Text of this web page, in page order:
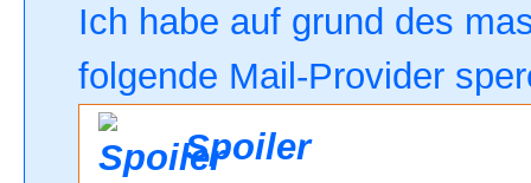
Ich habe auf grund des
folgende Mail-Provider
Spoiler